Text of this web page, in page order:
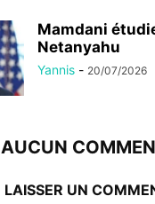
Mamdani
Netanyahu
Yannis - 20/07/2026
AUCUN
LAISSER UN